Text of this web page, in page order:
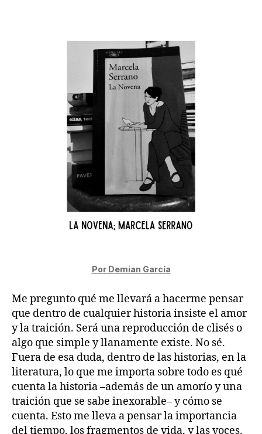
Por Demian García
Me pregunto qué me llevará a hacerme pensar
que dentro de cualquier historia insiste el amor
y la traición. Será una reproducción de clisés o
algo que simple y llanamente existe. No sé.
Fuera de esa duda, dentro de las historias, en la
literatura, lo que me importa sobre todo es qué
cuenta la historia –además de un amorío y una
traición que se sabe inexorable– y cómo se
cuenta. Esto me lleva a pensar la importancia
del tiempo, los fragmentos de vida, y las voces.